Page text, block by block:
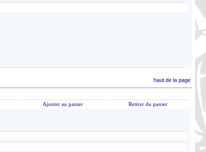
haut de la page
Ajouter au panier Retirer du panier